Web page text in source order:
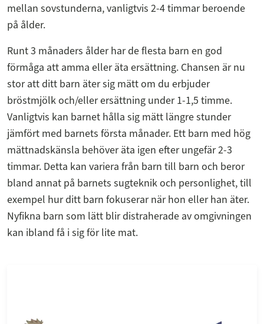
mellan sovstunderna, vanligtvis 2-4 timmar beroende
på ålder.
Runt 3 månaders ålder har de flesta barn en god
förmåga att amma eller äta ersättning. Chansen är nu
stor att ditt barn äter sig mätt om du erbjuder
bröstmjölk och/eller ersättning under 1-1,5 timme.
Vanligtvis kan barnet hålla sig mätt längre stunder
jämfört med barnets första månader. Ett barn med hög
mättnadskänsla behöver äta igen efter ungefär 2-3
timmar. Detta kan variera från barn till barn och beror
bland annat på barnets sugteknik och personlighet, till
exempel hur ditt barn fokuserar när hon eller han äter.
Nyfikna barn som lätt blir distraherade av omgivningen
kan ibland få i sig för lite mat.